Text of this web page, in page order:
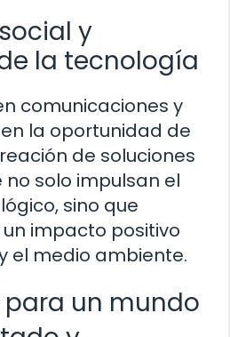
y
la tecnología
comunicaciones y
la oportunidad de
de soluciones
solo impulsan el
sino que
impacto positivo
el medio ambiente.
un mundo